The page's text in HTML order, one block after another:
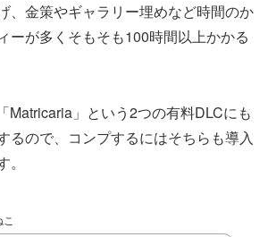
、金策やギャラリー埋めなど時間のか
ーが多くそもそも100時間以上かかる
Matricaria」という2つの有料DLCにも
るので、コンプするにはそちらも導入